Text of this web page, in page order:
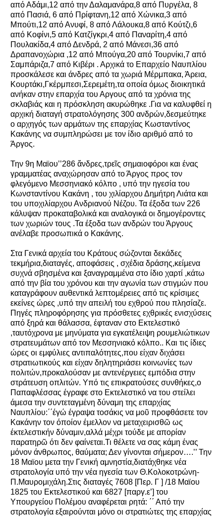
από Αδάμι,12 από την Δαλαμανάρα,8 από Πυργέλα, 8
από Πασιά, 6 από Πρίφτανη,12 από Χώνικα,3 από
Μπούτι,12 από Ανυφί, 8 από Λάλουκα,8 από Κούτζι,6
από Κοφίνι,5 από Κατζίγκρι,4 από Παναρίτη,4 από
Πουλακίδα,4 από Δενδρά, 2 από Μάνεσι,36 από
Δραπανοχώρια ,12 από Μπούγα,20 από Τουρνίκι,7 από
Σαμπάριζα,7 από Κιβέρι . Αρχικά το Επαρχείο Ναυπλίου
προσκάλεσε και άνδρες από τα χωριά Μέρμπακα, Άρεια,
Κουρτάκι,Γκέρμπεσι,Σερεμέτη,τα οποία όμως διοικητικά
ανήκαν στην επαρχία του Αργους από τα χρόνια της
σκλαβιάς και η πρόσκληση ακυρώθηκε .Για να καλυφθεί η
αρχική διαταγή στρατολόγησης 300 ανδρών,δεσμεύτηκε
ο αρχηγός των αρμάτων της επαρχίας Κωσταντίνος
Κακάνης να συμπληρώσει με τον ίδιο αριθμό από το
Άργος.
Την 9η Μαϊου’’286 ἄνδρες,τρεῖς σημαιοφόροι και ένας
γραμματέας αναχώρησαν από το Άργος προς τον
φλεγόμενο Μεσσηνιακό κόλπο , υπό την ηγεσία του
Κωνσταντίνου Κακάνη , του χιλίαρχου Δημήτρη Λιάτα και
του υποχιλίαρχου Ανδριανού Νέζου. Τα έξοδα των 226
κάλυψαν προκαταβολικά και αναλογικά οι δημογέροντες
των χωριών τους .Τα έξοδα των ανδρών του Άργους
ανέλαβε προσωπικά ο Κακάνης.
Στα Γενικά αρχεία του Κράτους σώζονται δεκάδες
τεκμήρια,διαταγές, αποφάσεις , σχέδια δράσης,κείμενα
συχνά σβησμένα και ξαναγραμμένα στο ίδιο χαρτί ,κάτω
από την βία του χρόνου και την αγωνία των στιγμών που
καταγράφουν αυθεντικά λεπτομέρειες από τις κρίσιμες
εκείνες ώρες ,υπό την απειλή του εχθρού που πλησίαζε.
Πηγές πληροφόρησης για πρόσθετες εχθρικές ενισχύσεις
από ξηρά και θάλασσα, έφταναν στο Εκτελεστικό
,ταυτόχρονα με μηνύματα για εγκατέλειψη ρουμελιώτικων
στρατευμάτων από τον Μεσσηνιακό κόλπο.. Και τις ίδιες
ώρες οι εμφύλιες αντιπαλότητες,που είχαν διχάσει
στρατιωτικούς και είχαν δηλητηριάσει κοινωνίες των
πολιτών,προκαλούσαν με αντενέργειες εμπόδια στην
στράτευση οπλιτών. Υπό τις επικρατούσες συνθήκες,ο
Παπαφλέσσας έγραφε στο Εκτελεστικό να του στείλει
άμεσα την συντεταγμένη δύναμη της επαρχίας
Ναυπλίου:΄΄έγώ έγραψα τοσάκις να μοῦ προφθάσετε τον
Κακάνην τον όποίον έμελλον να μεταχειρισθῶ ως
έκτελεστικήν δύναμιν,αλλά μέχρι τούδε με απορίαν
παρατηρῶ ότι δεν φαίνεται.Τι θέλετε να σας κάμη ένας
μόνον άνθρωπος, θαύματα; Δεν γίνονται σήμερον….’’ Την
18 Μαϊου μετα την Γενική αμνηστία,διατάχθηκε νέα
στρατολογία υπό την νέα ηγεσία των Θ.Κολοκοτρώνη-
Π.Μαυρομιχάλη.Στις διαταγές 7608 [Περ. Γ ] /18 Μαϊου
1825 του Εκτελεστικού και 6827 [παργ.ε’] του
Υπουργείου Πολέμου αναφέρεται ρητά: ΄΄ Από την
στρατολογία εξαιρούνται μόνο οι στρατιώτες της επαρχίας